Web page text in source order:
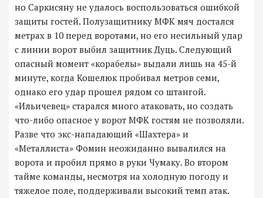
но Саркисяну не удалось воспользоваться ошибкой
защиты гостей. Полузащитнику МФК мяч достался
метрах в 10 перед воротами, но его несильный удар
с линии ворот выбил защитник Дуць. Следующий
опасный момент «корабелы» выдали лишь на 45-й
минуте, когда Кошелюк пробивал метров семи,
однако его удар прошел рядом со штангой.
«Ильичевец» старался много атаковать, но создать
что-либо опасное у ворот МФК гостям не позволяли.
Разве что экс-нападающий «Шахтера» и
«Металлиста» Фомин неожиданно вывалился на
ворота и пробил прямо в руки Чумаку. Во втором
тайме команды, несмотря на холодную погоду и
тяжелое поле, поддерживали высокий темп атак.